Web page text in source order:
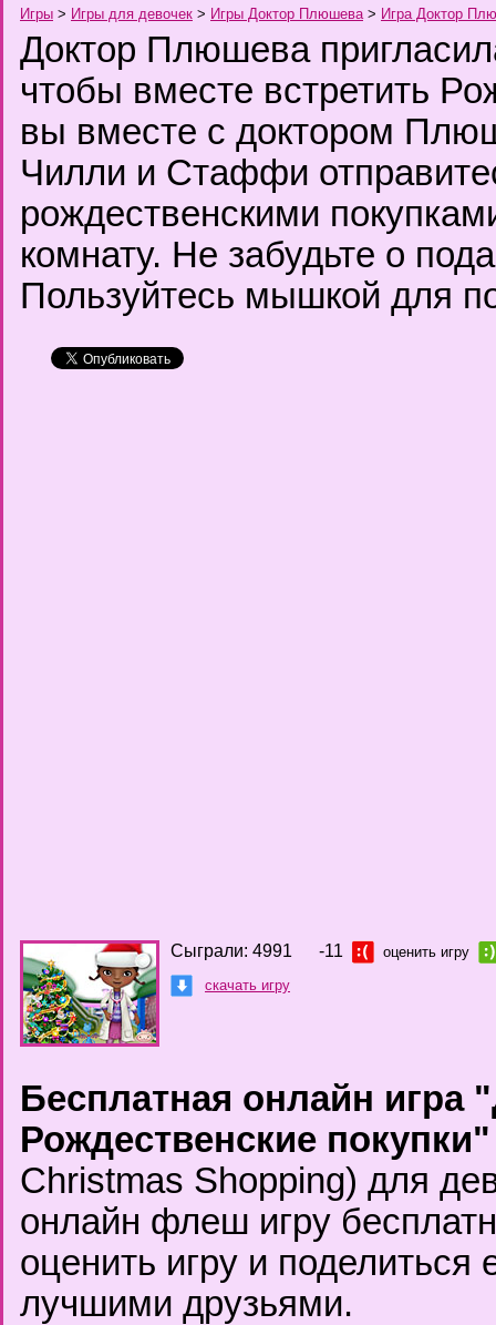
Игры > Игры для девочек > Игры Доктор Плюшева> Игра Доктор
Доктор Плюшева
чтобы вместе встретить
вы вместе с доктором
Чилли и Стаффи
рождественскими
комнату. Не забудьте о
Пользуйтесь мышкой для
Сыграли: 4991 -11
оценить игру
скачать игру
Бесплатная онлайн
Рождественские покупки"
Christmas Shopping) для
онлайн флеш игру
оценить игру и поделиться
лучшими друзьями.